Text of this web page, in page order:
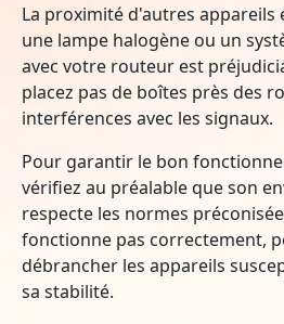
La proximité d'autres appareils
une lampe halogène ou un
avec votre routeur est
placez pas de boîtes près des
interférences avec les signaux.
Pour garantir le bon
vérifiez au préalable que son
respecte les normes
fonctionne pas correctement,
débrancher les appareils
sa stabilité.